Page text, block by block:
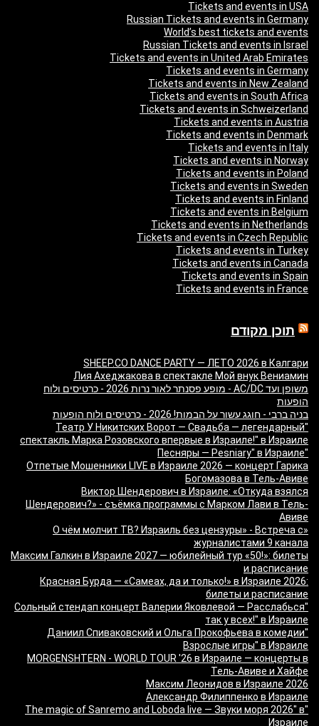
Tickets and events in USA
Russian Tickets and events in Germany
World’s best tickets and events
Russian Tickets and events in Israel
Tickets and events in United Arab Emirates
Tickets and events in Germany
Tickets and events in New Zealand
Tickets and events in South Africa
Tickets and events in Schweizerland
Tickets and events in Austria
Tickets and events in Denmark
Tickets and events in Italy
Tickets and events in Norway
Tickets and events in Poland
Tickets and events in Sweden
Tickets and events in Finland
Tickets and events in Belgium
Tickets and events in Netherlands
Tickets and events in Czech Republic
Tickets and events in Turkey
Tickets and events in Canada
Tickets and events in Spain
Tickets and events in France
תוכן מקודם
SHEEP.CO DANCE PARTY — ЛЕТО 2026 в Калгари
Лия Ахеджакова в спектакле Мой внук Вениамин
משופן ועד AC/DC - מופע פסנתר לאור נרות 2026 - כרטיסים ולוח
הופעות
בניה ברבי - חוגג עשור על הבמות! 2026 - כרטיסים ולוח הופעות
"Театр У Никитских Ворот — Свадьба — легендарный
спектакль Марка Розовского впервые в Израиле!" в Израиле
"Песняры — Pesniary" в Израиле
Отпетые Мошенники LIVE в Израиле 2026 — концерт Гарика
Богомазова в Тель-Авиве
Виктор Шендерович в Израиле: «Откуда взялся
Шендерович?» - съёмка программы с Марком Лави в Тель-
Авиве
«О чём молчит ТВ? Израиль без цензуры» - Встреча с
журналистами 9 канала
Максим Галкин в Израиле 2027 — юбилейный тур «50!»: билеты
и расписание
Красная Бурда — «Самеах, да и только!» в Израиле 2026:
билеты и расписание
"Сольный стендап концерт Валерии Яковлевой — Расслабься
так у всех!" в Израиле
"Даниил Спиваковский и Ольга Прокофьева в комедии
Взрослые игры" в Израиле
MORGENSHTERN - WORLD TOUR '26 в Израиле — концерты в
Тель-Авиве и Хайфе
Максим Леонидов в Израиле 2026
Александр Филиппенко в Израиле
"The magic of Sanremo and Loboda live — Звуки моря 2026" в
Израиле